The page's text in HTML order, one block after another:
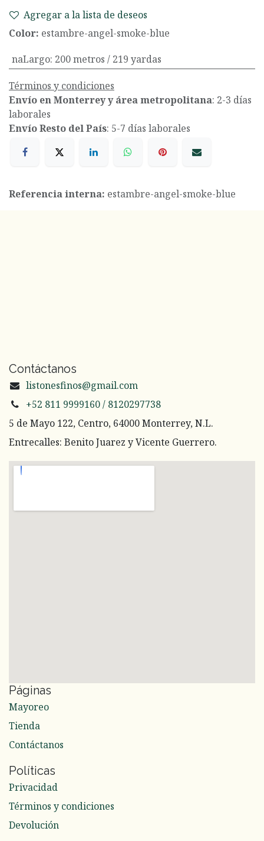
Agregar a la lista de deseos
Color: estambre-angel-smoke-blue
naLargo: 200 metros / 219 yardas
Términos y condiciones
Envío en Monterrey y área metropolitana: 2-3 días
laborales
Envío Resto del País: 5-7 días laborales
Referencia interna: estambre-angel-smoke-blue
Contáctanos
listonesfinos@gmail.com
+52 811 9999160 / 8120297738
5 de Mayo 122, Centro, 64000 Monterrey, N.L.
Entrecalles: Benito Juarez y Vicente Guerrero.
Páginas
Mayoreo
Tienda
Contáctanos
Políticas
Privacidad
Términos y condiciones
Devolución